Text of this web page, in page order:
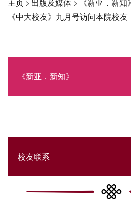
主页> 出版及媒体 > 《新亚．新知》
《中大校友》九月号访问本院校友
《新亚．新知》
社交媒体专栏
《新亚简讯》
校友联系
College Updates